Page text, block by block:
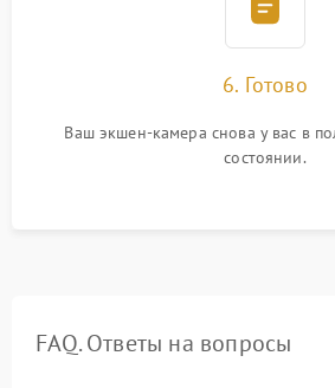
6. Готово
Ваш экшен-камера снова у вас в
состоянии.
FAQ. Ответы на вопросы